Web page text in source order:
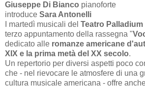
Giuseppe Di Bianco pianoforte
introduce Sara Antonelli
I martedì musicali del Teatro Palladium
terzo appuntamento della rassegna "
dedicato alle romanze americane
XIX e la prima metà del XX secolo.
Un repertorio per diversi aspetti poco
che - nel rievocare le atmosfere di una
cultura musicale americana - offre